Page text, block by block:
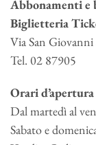
Abbonamenti e
Biglietteria
Via San
Tel. 02 87905
Orari d’apertura
Dal martedì al
Sabato e